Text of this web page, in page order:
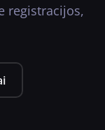
registracijos,